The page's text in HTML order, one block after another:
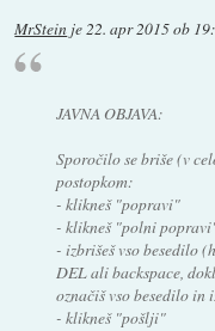
MrStein je 22. apr 2015 ob
JAVNA OBJAVA:
Sporočilo se briše (v
postopkom:
- klikneš "popravi"
- klikneš "polni
- izbrišeš vso besedilo
DEL ali backspace,
označiš vso besedilo in
- klikneš "pošlji"